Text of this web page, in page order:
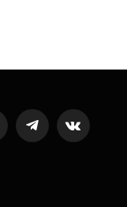
TelegramVKontakte